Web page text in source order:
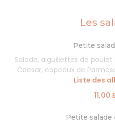
Les
Petite
Salade, aiguillettes de
Caesar, copeaux de
Liste des
11,00
Petite salade